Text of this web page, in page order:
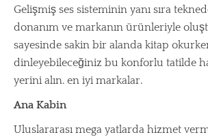
Gelişmiş ses sisteminin yanı sıra
donanım ve markanın ürünleriyle
sayesinde sakin bir alanda kitap
dinleyebileceğiniz bu konforlu tatilde
yerini alın. en iyi markalar.
Ana Kabin
Uluslararası mega yatlarda hizmet